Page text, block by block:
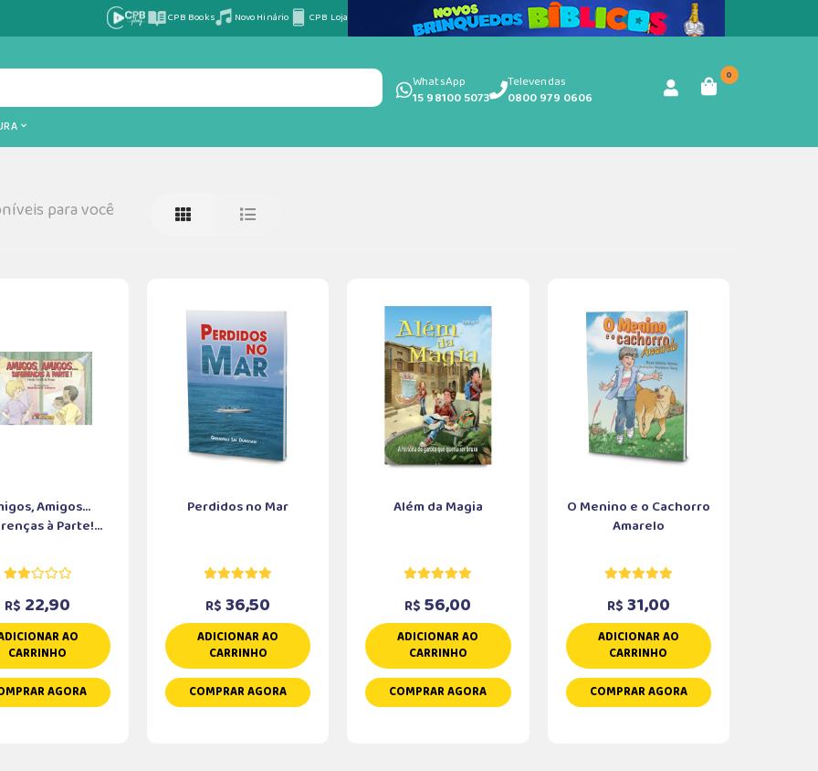
CPB Books Novo Hinário CPB Loja
WhatsApp
15 98100 5073
Televendas
0800 979 0606
0
para você
Amigos...
à Parte!...
R$ 22,90
AO
CARRINHO
AGORA
Perdidos no Mar
R$ 36,50
ADICIONAR AO
CARRINHO
COMPRAR AGORA
Além da Magia
R$ 56,00
ADICIONAR AO
CARRINHO
COMPRAR AGORA
O Menino e o Cachorro
Amarelo
R$ 31,00
ADICIONAR AO
CARRINHO
COMPRAR AGORA